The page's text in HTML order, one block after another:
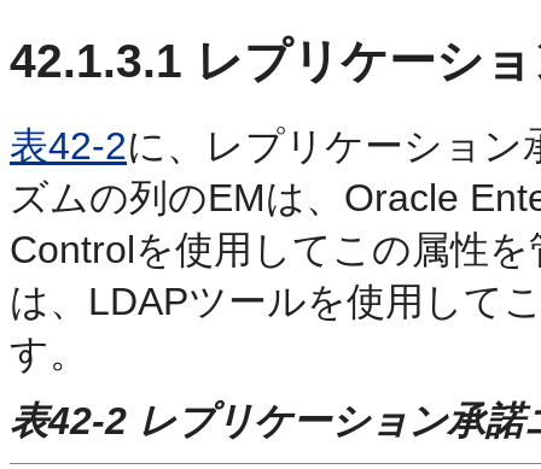
42.1.3.1 レプリケーシ
表42-2に、レプリケーション
ズムの列のEMは、Oracle
Controlを使用してこの属性
は、LDAPツールを使用して
す。
表42-2 レプリケーション承諾